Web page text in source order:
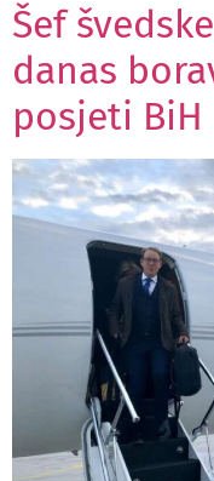
Šef
danas
posjeti BiH